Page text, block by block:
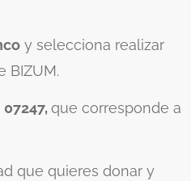
y selecciona realizar
BIZUM.
07247, que corresponde a
que quieres donar y